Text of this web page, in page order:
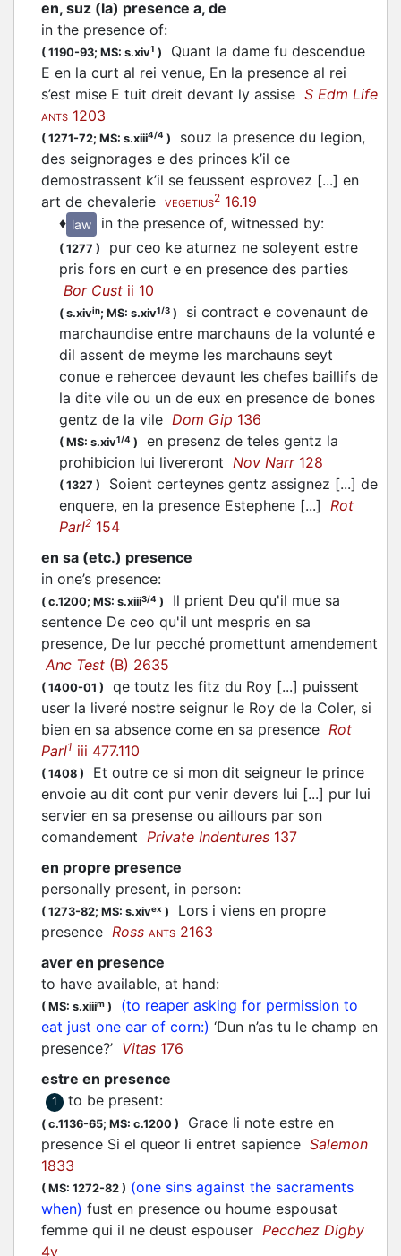
en, suz (la) presence a, de
in the presence of:
( 1190-93; MS: s.xiv1 )
Quant la dame fu descendue
E en la curt al rei venue, En la presence al rei
s’est mise E tuit dreit devant ly assise S Edm Life
ANTS 1203
( 1271-72; MS: s.xiii4/4 )
souz la presence du legion,
des seignorages e des princes k’il ce
demostrassent k’il se feussent esprovez [...] en
art de chevalerie
VEGETIUS2 16.19
♦ law in the presence of, witnessed by:
( 1277 )
pur ceo ke aturnez ne soleyent estre
pris fors en curt e en presence des parties
Bor Cust ii 10
( s.xivin; MS: s.xiv1/3 )
si contract e covenaunt de
marchaundise entre marchauns de la volunté e
dil assent de meyme les marchauns seyt
conue e rehercee devaunt les chefes baillifs de
la dite vile ou un de eux en presence de bones
gentz de la vile Dom Gip 136
( MS: s.xiv1/4 )
en presenz de teles gentz la
prohibicion lui livereront Nov Narr128
( 1327 )
Soient certeynes gentz assignez [...] de
enquere, en la presence Estephene [...] Rot
Parl2 154
en sa (etc.) presence
in one’s presence:
( c.1200; MS: s.xiii3/4 )
Il prient Deu qu'il mue sa
sentence De ceo qu'il unt mespris en sa
presence, De lur pecché promettunt amendement
Anc Test (B) 2635
( 1400-01 )
qe toutz les fitz du Roy [...] puissent
user la liveré nostre seignur le Roy de la Coler, si
bien en sa absence come en sa presence Rot
Parl1 iii 477.110
( 1408 )
Et outre ce si mon dit seigneur le prince
envoie au dit cont pur venir devers lui [...] pur lui
servier en sa presense ou aillours par son
comandement Private Indentures 137
en propre presence
personally present, in person:
( 1273-82; MS: s.xivex )
Lors i viens en propre
presence Ross ANTS 2163
aver en presence
to have available, at hand:
( MS: s.xiiim )
(to reaper asking for permission to
eat just one ear of corn:) ‘Dun n’as tu le champ en
presence?’ Vitas 176
estre en presence
1 to be present:
( c.1136-65; MS: c.1200 )
Grace li note estre en
presence Si el queor li entret sapience Salemon
1833
( MS: 1272-82 ) (one sins against the sacraments
when) fust en presence ou houme espousat
femme qui il ne deust espouser Pecchez Digby
4v